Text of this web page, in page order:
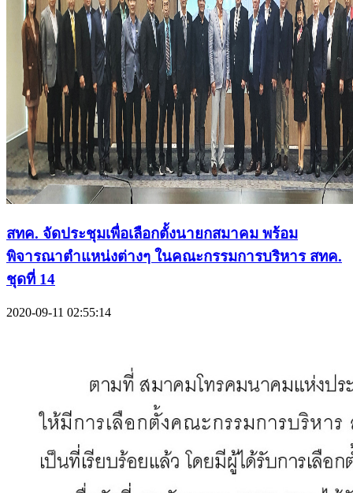
สทค. จัดประชุมเพื่อเลือกตั้งนายกสมาคม พร้อม
พิจารณาตำแหน่งต่างๆ ในคณะกรรมการบริหาร สทค.
ชุดที่ 14
2020-09-11 02:55:14